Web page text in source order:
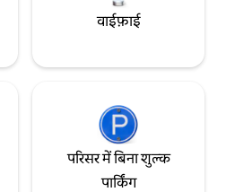
वाईफ़ाई
परिसर में बिना शुल्क
पार्किंग